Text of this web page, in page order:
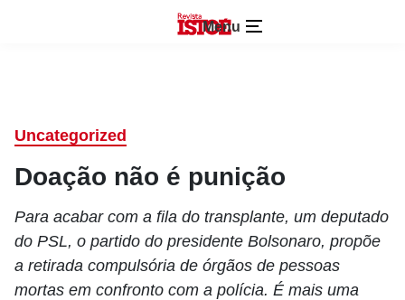
Menu
Uncategorized
Doação não é punição
Para acabar com a fila do transplante, um deputado
do PSL, o partido do presidente Bolsonaro, propõe
a retirada compulsória de órgãos de pessoas
mortas em confronto com a polícia. É mais uma